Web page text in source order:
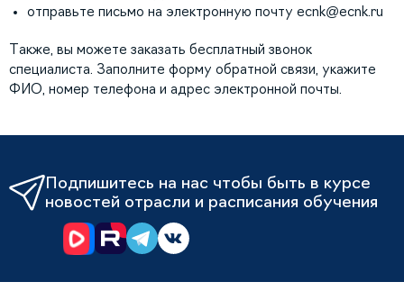
отправьте письмо на электронную почту ecnk@ecnk.ru
Также, вы можете заказать бесплатный звонок
специалиста. Заполните форму обратной связи, укажите
ФИО, номер телефона и адрес электронной почты.
Подпишитесь на нас чтобы быть в курсе
новостей отрасли и расписания обучения